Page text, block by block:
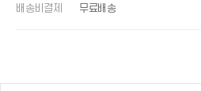
배송비결제 무료배송